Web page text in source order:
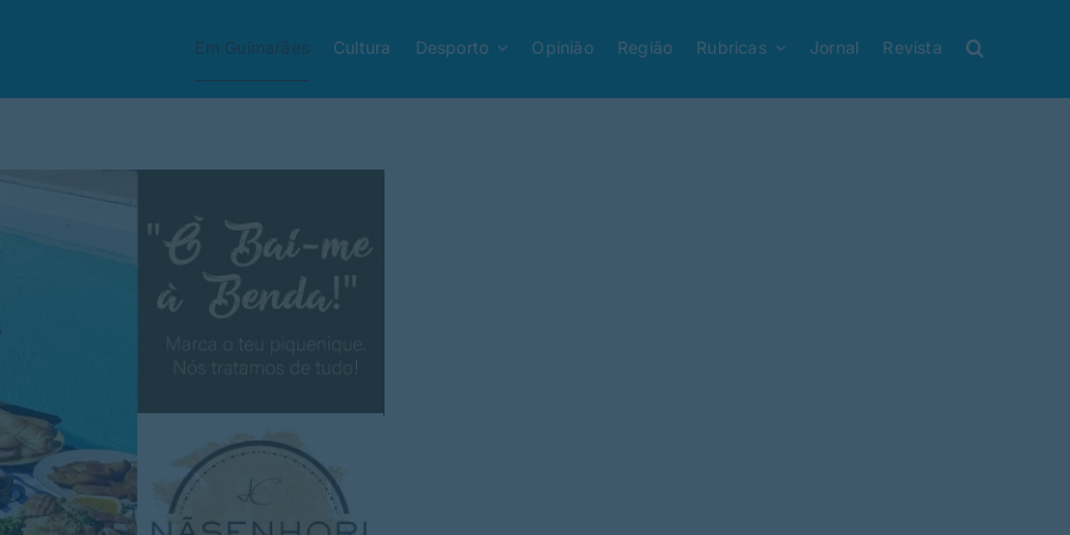
Em Guimarães Cultura Desporto Opinião Região Rubricas Jornal Revista